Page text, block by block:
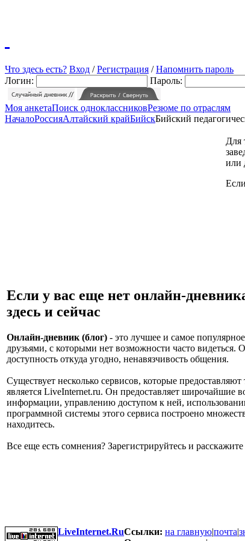
Что здесь есть? Вход /Регистрация /Напомнить пароль
Логин:
Пароль:
Моя анкетаПоиск одноклассниковРезюме по отраслям
НачалоРоссияАлтайский крайБийскБийский
Для
или
Если у вас еще нет онлайн-
здесь и сейчас
Онлайн-дневник (блог) - это лучшее и самое
друзьями, с которыми нет возможности часто видеться.
доступность откуда угодно, ненавязчивость общения.
Существует несколько сервисов, которые
является LiveInternet.ru. Он предоставляет
информации, управлению доступом к ней,
программной системы этого сервиса построено
находитесь.
Все еще есть сомнения? Зарегистрируйтесь и
LiveInternet.RuСсылки: на главную|почта|